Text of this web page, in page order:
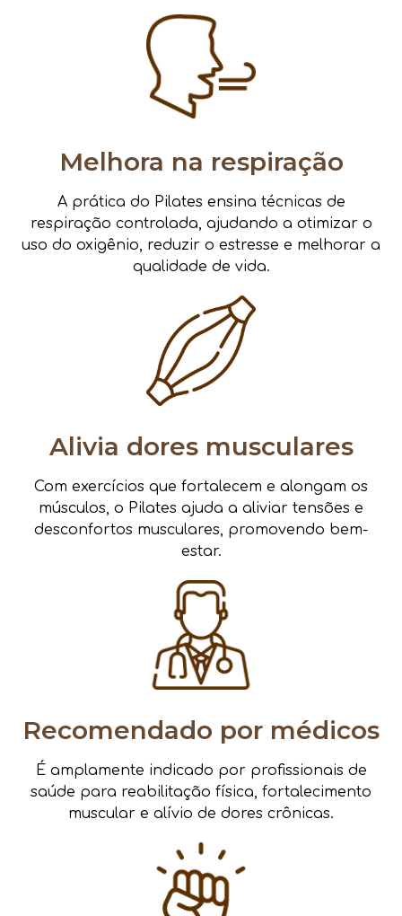
Melhora na respiração
A prática do Pilates ensina técnicas de
respiração controlada, ajudando a otimizar o
uso do oxigênio, reduzir o estresse e melhorar a
qualidade de vida.
Alivia dores musculares
Com exercícios que fortalecem e alongam os
músculos, o Pilates ajuda a aliviar tensões e
desconfortos musculares, promovendo bem-
estar.
Recomendado por médicos
É amplamente indicado por profissionais de
saúde para reabilitação física, fortalecimento
muscular e alívio de dores crônicas.